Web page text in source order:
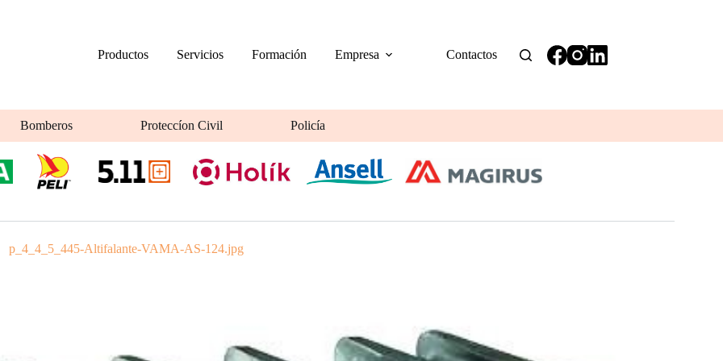
Productos
Servicios Formación Empresa Contactos
Bomberos Proteccíon Civil Policía
p_4_4_5_445-Altifalante-VAMA-AS-124.jpg